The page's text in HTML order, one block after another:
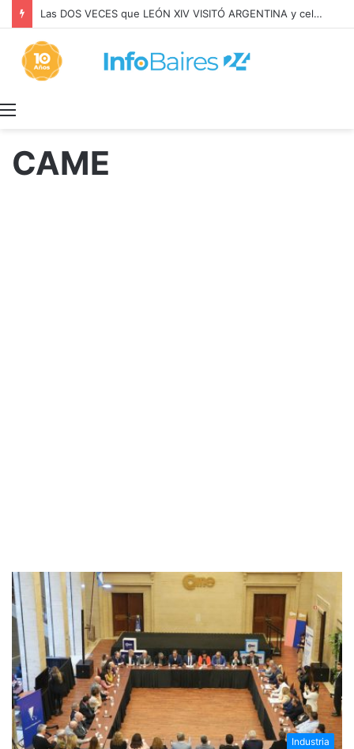
Medicamentos gratuitos para cuidarte a vos y a cada bonaerense
CAME
Industria